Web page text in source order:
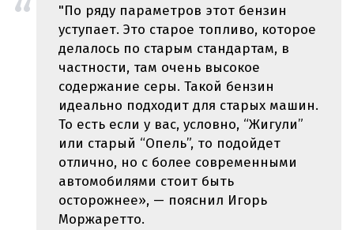
"По ряду параметров этот бензин
уступает. Это старое топливо, которое
делалось по старым стандартам, в
частности, там очень высокое
содержание серы. Такой бензин
идеально подходит для старых машин.
То есть если у вас, условно, “Жигули”
или старый “Опель”, то подойдет
отлично, но с более современными
автомобилями стоит быть
осторожнее», — пояснил Игорь
Моржаретто.